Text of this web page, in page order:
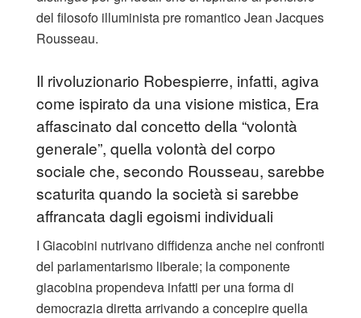
del filosofo illuminista pre romantico Jean Jacques
Rousseau.
Il rivoluzionario Robespierre, infatti, agiva
come ispirato da una visione mistica, Era
affascinato dal concetto della “volontà
generale”, quella volontà del corpo
sociale che, secondo Rousseau, sarebbe
scaturita quando la società si sarebbe
affrancata dagli egoismi individuali
I Giacobini nutrivano diffidenza anche nei confronti
del parlamentarismo liberale; la componente
giacobina propendeva infatti per una forma di
democrazia diretta arrivando a concepire quella